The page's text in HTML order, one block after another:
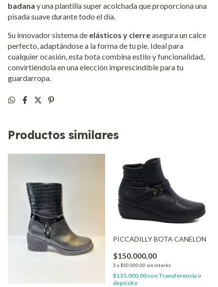
badana y una plantilla super acolchada que proporciona una
pisada suave durante todo el día.
Su innovador sistema de elásticos y cierreasegura un calce
perfecto, adaptándose a la forma de tu pie. Ideal para
cualquier ocasión, esta bota combina estilo y funcionalidad,
convirtiéndola en una elección imprescindible para tu
guardarropa.
Productos similares
PICCADILLY BOTA CANELON
$150.000,00
3 x $50.000,00 sin interés
$135.000,00con Transferencia o
depósito